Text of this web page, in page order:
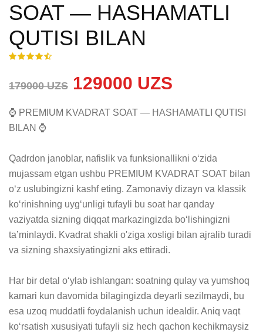
SOAT — HASHAMATLI
QUTISI BILAN
179000 UZS 129000 UZS
⌚ PREMIUM KVADRAT SOAT — HASHAMATLI QUTISI
BILAN ⌚
Qadrdon janoblar, nafislik va funksionallikni o‘zida
mujassam etgan ushbu PREMIUM KVADRAT SOAT bilan
o‘z uslubingizni kashf eting. Zamonaviy dizayn va klassik
ko‘rinishning uyg‘unligi tufayli bu soat har qanday
vaziyatda sizning diqqat markazingizda bo‘lishingizni
ta’minlaydi. Kvadrat shakli o'ziga xosligi bilan ajralib turadi
va sizning shaxsiyatingizni aks ettiradi.
Har bir detal o‘ylab ishlangan: soatning qulay va yumshoq
kamari kun davomida bilagingizda deyarli sezilmaydi, bu
esa uzoq muddatli foydalanish uchun idealdir. Aniq vaqt
ko‘rsatish xususiyati tufayli siz hech qachon kechikmaysiz